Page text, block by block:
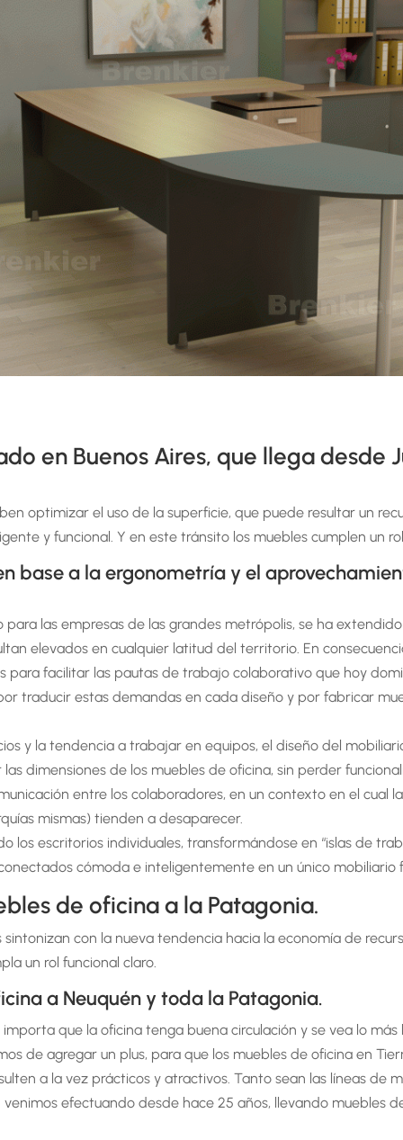
en Buenos Aires, que llega desde
optimizar el uso de la superficie, que puede resultar un
y funcional. Y en este tránsito los muebles cumplen un
base a la ergonometría y el
para las empresas de las grandes metrópolis, se ha
elevados en cualquier latitud del territorio. En
para facilitar las pautas de trabajo colaborativo que hoy
traducir estas demandas en cada diseño y por fabricar
y la tendencia a trabajar en equipos, el diseño del
dimensiones de los muebles de oficina, sin perder
entre los colaboradores, en un contexto en el cual
mismas) tienden a desaparecer.
los escritorios individuales, transformándose en “islas de
cómoda e inteligentemente en un único mobiliario
de oficina a la Patagonia.
con la nueva tendencia hacia la economía de
un rol funcional claro.
a Neuquén y toda la Patagonia.
que la oficina tenga buena circulación y se vea lo
de agregar un plus, para que los muebles de oficina en
a la vez prácticos y atractivos. Tanto sean las líneas de
efectuando desde hace 25 años, llevando muebles